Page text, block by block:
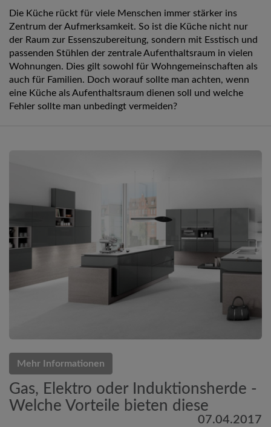
Die Küche rückt für viele Menschen immer stärker ins
Zentrum der Aufmerksamkeit. So ist die Küche nicht nur
der Raum zur Essenszubereitung, sondern mit Esstisch und
passenden Stühlen der zentrale Aufenthaltsraum in vielen
Wohnungen. Dies gilt sowohl für Wohngemeinschaften als
auch für Familien. Doch worauf sollte man achten, wenn
eine Küche als Aufenthaltsraum dienen soll und welche
Fehler sollte man unbedingt vermeiden?
Mehr Informationen
Gas, Elektro oder Induktionsherde -
Welche Vorteile bieten diese
07.04.2017